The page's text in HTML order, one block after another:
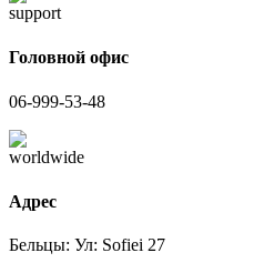
Головной офис
06-999-53-48
Адрес
Бельцы: Ул: Sofiei 27